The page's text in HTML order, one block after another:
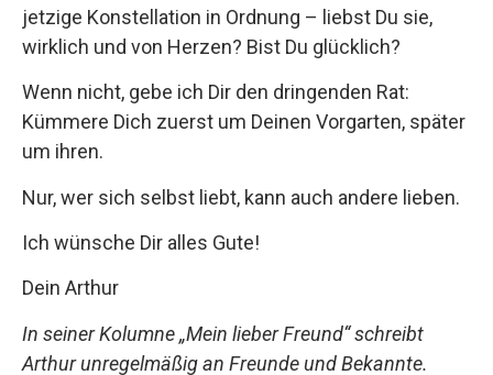
jetzige Konstellation in Ordnung – liebst Du sie,
wirklich und von Herzen? Bist Du glücklich?
Wenn nicht, gebe ich Dir den dringenden Rat:
Kümmere Dich zuerst um Deinen Vorgarten, später
um ihren.
Nur, wer sich selbst liebt, kann auch andere lieben.
Ich wünsche Dir alles Gute!
Dein Arthur
In seiner Kolumne „Mein lieber Freund“ schreibt
Arthur unregelmäßig an Freunde und Bekannte.